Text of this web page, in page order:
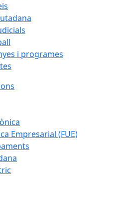
i programes
Empresarial (FUE)